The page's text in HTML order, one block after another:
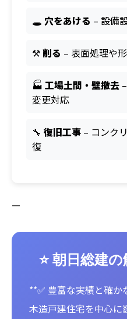
🕳️ 穴をあける – 設備
⚒️削る – 表面処理や
🏭 工場土間・壁撤去
変更対応
🔧 復旧工事 – コンク
復
—
⭐ 朝日総建
**✅ 豊富な実績と確か
木造戸建住宅を中心に